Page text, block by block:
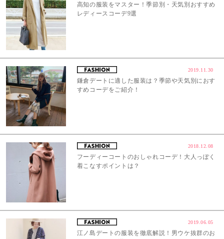
高知の服装をマスター！季節別・天気別おすすめ
レディースコーデ9選
2019.11.30
鎌倉デートに適した服装は？季節や天気別におす
すめコーデをご紹介！
2018.12.08
フーディーコートのおしゃれコーデ！大人っぽく
着こなすポイントは？
2019.06.05
江ノ島デートの服装を徹底解説！男ウケ抜群のお